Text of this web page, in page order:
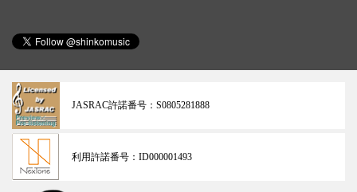
JASRAC許諾番号： S0805281888
利用許諾番号： ID000001493